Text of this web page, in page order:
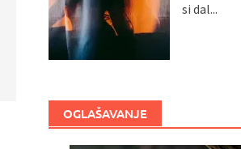
si dal...
OGLAŠAVANJE